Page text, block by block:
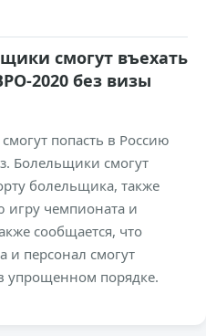
смогут въехать
2020 без визы
попасть в Россию
Болельщики смогут
болельщика, также
чемпионата и
сообщается, что
и персонал смогут
упрощенном порядке.